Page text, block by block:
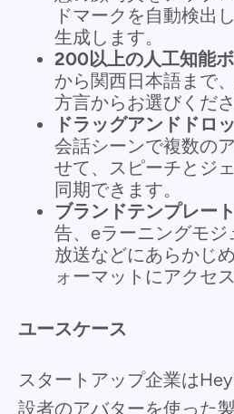
ドマークを自動検出
生成します。
200以上の人工知能
から関西日本語まで
方言からお選びくださ
ドラッグアンドドロ
会話シーンで複数の
せて、スピーチとジ
同期できます。
ブランドテンプレー
告、eラーニングモジ
放送などにあらかじ
ォーマットにアクセ
ユースケース
スタートアップ企業は
設者のアバターを使った